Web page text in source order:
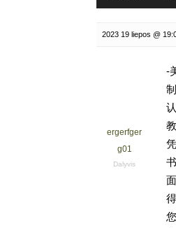
2023 19 liepos @
ergerfger
g01
Dalyvis
-